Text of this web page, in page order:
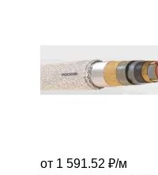
от 1 591.52 ₽/м